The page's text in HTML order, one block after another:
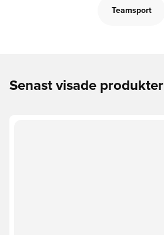
Teamsport
Senast visade produkter